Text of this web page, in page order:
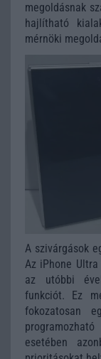
megoldásnak
hajlítható
mérnöki
A szivárgások
Az iPhone
az utóbbi
funkciót. Ez
fokozatosan
esetében